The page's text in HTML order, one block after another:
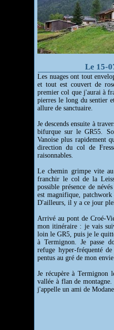
Le 15-
Les nuages ont tout
et tout est couvert de
premier col que j'aurai à
pierres le long du sentier
allure de sanctuaire.
Je descends ensuite à
bifurque sur le GR55.
Vanoise plus rapidement
direction du col de
raisonnables.
Le chemin grimpe vite
franchir le col de la
possible présence de
est magnifique,
D'ailleurs, il y a ce jour
Arrivé au pont de Croé-
mon itinéraire : je vais
loin le GR5, puis je le
à Termignon. Je passe
refuge hyper-fréquenté
pentus au gré de mon
Je récupère à Termignon
vallée à flan de
j'appelle un ami de